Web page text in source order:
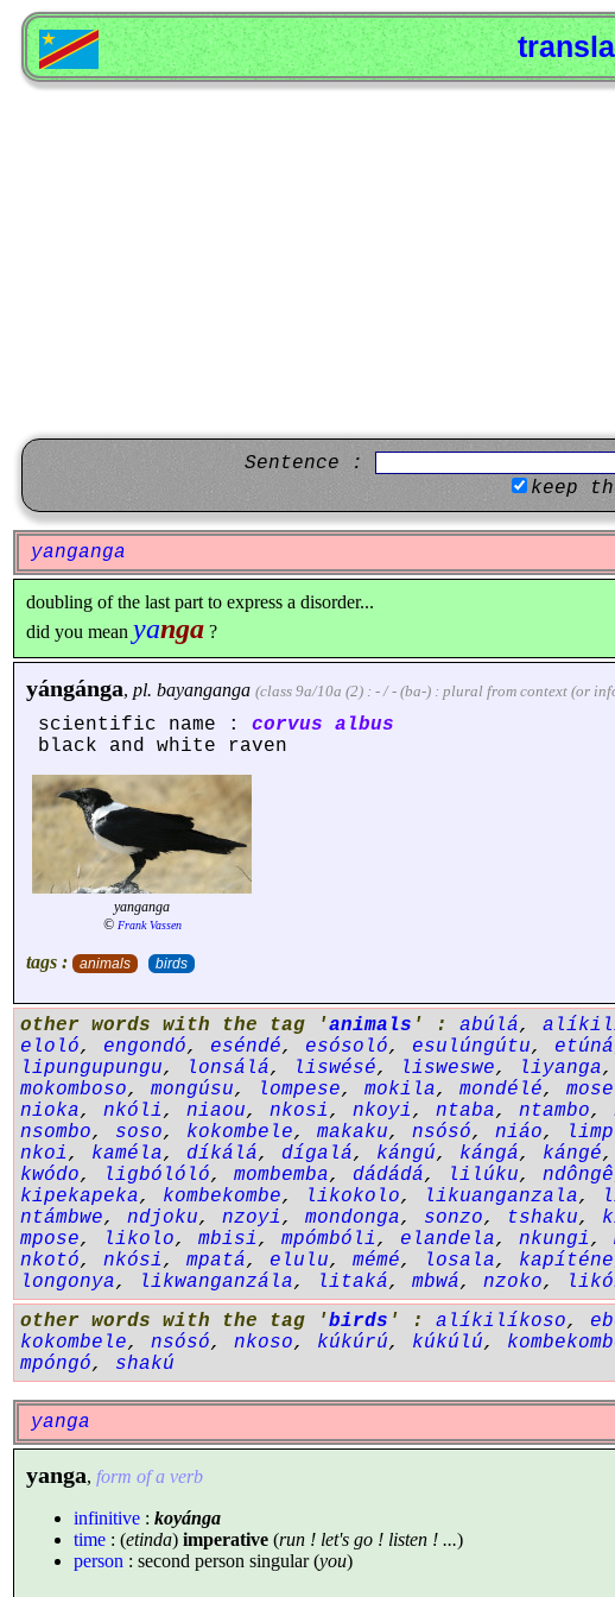
Sentence :
keep
yanganga
doubling of the last part to express a disorder...
did you mean yanga ?
yángánga, pl. bayanganga (class 9a/10a (2) : - / - (ba-) : plural from context (or
scientific name : corvus albus
black and white raven
yanganga
© Frank Vassen
tags : animals birds
other words with the tag 'animals ' : abúlá,
eloló, engondó, eséndé, esósoló, esulúngútu, etúná
lipungupungu, lonsálá, liswésé, lisweswe, liyanga,
mokomboso, mongúsu, lompese, mokila, mondélé,
nioka, nkóli, niaou, nkosi, nkoyi, ntaba, ntambo,
nsombo, soso, kokombele, makaku, nsósó, niáo,
nkoi, kaméla, díkálá, dígalá, kángú, kángá, kángé,
kwódo, ligbólóló, mombemba, dádádá, lilúku, ndôngê
kipekapeka, kombekombe, likokolo, likuanganzala,
ntámbwe, ndjoku, nzoyi, mondonga, sonzo, tshaku,
mpose, likolo, mbisi, mpómbóli, elandela, nkungi,
nkotó, nkósi, mpatá, elulu, mémé, losala, kapíténe
longonya, likwanganzála, litaká, mbwá, nzoko,
other words with the tag 'birds ' : alíkilíkoso,
kokombele, nsósó, nkoso, kúkúrú, kúkúlú,
mpóngó, shakú
yanga
yanga, form of a verb
infinitive : koyánga
time : (etinda) imperative (run ! let's go ! listen ! ...)
person : second person singular (you)